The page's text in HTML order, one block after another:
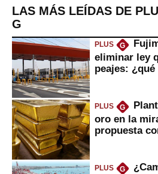
LAS MÁS LEÍDAS DE
G
PLUS G
eliminar ley
peajes:
PLUS G
oro en la
propuesta
PLUS G